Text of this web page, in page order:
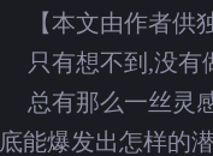
【本文由作者供
只有想不到,没有
总有那么一丝灵
底能爆发出怎样的